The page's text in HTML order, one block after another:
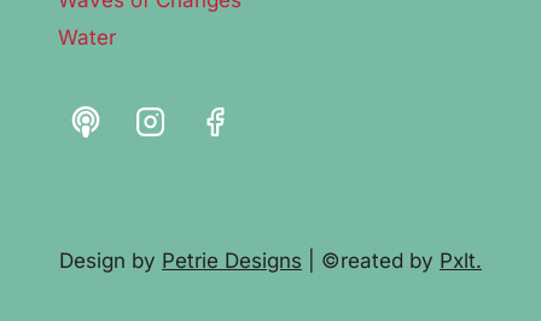
Water
Design by Petrie Designs | ©reated by Pxlt.